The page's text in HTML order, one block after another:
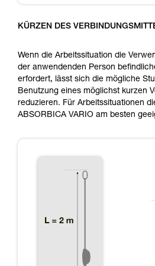
KÜRZEN DES
Wenn die Arbeitssituation die
der anwendenden Person
erfordert, lässt sich die mögliche
Benutzung eines möglichst kurzen
reduzieren. Für Arbeitssituationen
ABSORBICA VARIO am besten